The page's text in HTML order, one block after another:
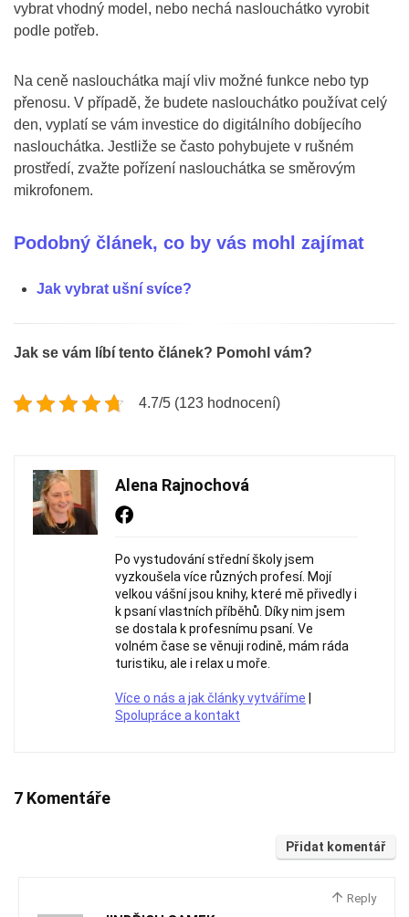
vybrat vhodný model, nebo nechá naslouchátko vyrobit
podle potřeb.
Na ceně naslouchátka mají vliv možné funkce nebo typ
přenosu. V případě, že budete naslouchátko používat celý
den, vyplatí se vám investice do digitálního dobíjecího
naslouchátka. Jestliže se často pohybujete v rušném
prostředí, zvažte pořízení naslouchátka se směrovým
mikrofonem.
Podobný článek, co by vás mohl zajímat
Jak vybrat ušní svíce?
Jak se vám líbí tento článek? Pomohl vám?
4.7/5 (123 hodnocení)
Alena Rajnochová
Po vystudování střední školy jsem
vyzkoušela více různých profesí. Mojí
velkou vášní jsou knihy, které mě přivedly i
k psaní vlastních příběhů. Díky nim jsem
se dostala k profesnímu psaní. Ve
volném čase se věnuji rodině, mám ráda
turistiku, ale i relax u moře.
Více o nás a jak články vytváříme
Spolupráce a kontakt
7 Komentáře
Přidat komentář
Reply